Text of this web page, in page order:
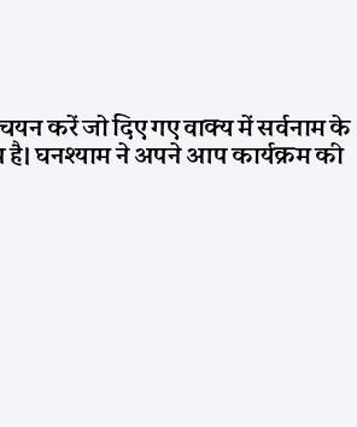
करें जो दिए गए वाक्य में सर्वनाम के
घनश्याम ने अपने आप कार्यक्रम की